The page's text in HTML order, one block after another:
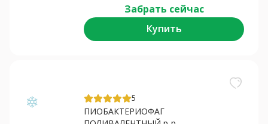
Забрать сейчас
Купить
5
ПИОБАКТЕРИОФАГ